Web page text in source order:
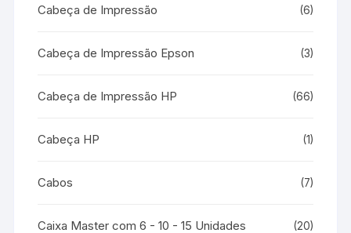
Cabeça de Impressão (6)
Cabeça de Impressão Epson (3)
Cabeça de Impressão HP (66)
Cabeça HP (1)
Cabos (7)
Caixa Master com 6 - 10 - 15 Unidades (20)